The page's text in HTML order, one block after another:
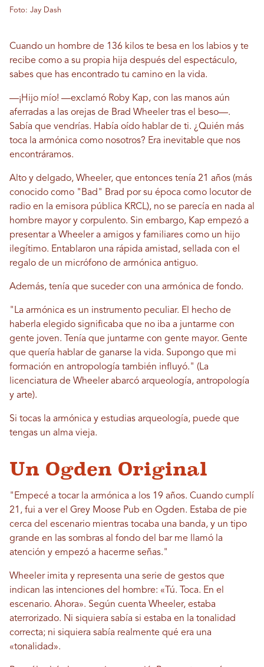
Foto: Jay Dash
Cuando un hombre de 136 kilos te besa en los labios y te
recibe como a su propia hija después del espectáculo,
sabes que has encontrado tu camino en la vida.
—¡Hijo mío! —exclamó Roby Kap, con las manos aún
aferradas a las orejas de Brad Wheeler tras el beso—.
Sabía que vendrías. Había oído hablar de ti. ¿Quién más
toca la armónica como nosotros? Era inevitable que nos
encontráramos.
Alto y delgado, Wheeler, que entonces tenía 21 años (más
conocido como "Bad" Brad por su época como locutor de
radio en la emisora ​​pública KRCL), no se parecía en nada al
hombre mayor y corpulento. Sin embargo, Kap empezó a
presentar a Wheeler a amigos y familiares como un hijo
ilegítimo. Entablaron una rápida amistad, sellada con el
regalo de un micrófono de armónica antiguo.
Además, tenía que suceder con una armónica de fondo.
"La armónica es un instrumento peculiar. El hecho de
haberla elegido significaba que no iba a juntarme con
gente joven. Tenía que juntarme con gente mayor. Gente
que quería hablar de ganarse la vida. Supongo que mi
formación en antropología también influyó." (La
licenciatura de Wheeler abarcó arqueología, antropología
y arte).
Si tocas la armónica y estudias arqueología, puede que
tengas un alma vieja.
Un Ogden Original
"Empecé a tocar la armónica a los 19 años. Cuando cumplí
21, fui a ver el Grey Moose Pub en Ogden. Estaba de pie
cerca del escenario mientras tocaba una banda, y un tipo
grande en las sombras al fondo del bar me llamó la
atención y empezó a hacerme señas."
Wheeler imita y representa una serie de gestos que
indican las intenciones del hombre: «Tú. Toca. En el
escenario. Ahora». Según cuenta Wheeler, estaba
aterrorizado. Ni siquiera sabía si estaba en la tonalidad
correcta; ni siquiera sabía realmente qué era una
«tonalidad».